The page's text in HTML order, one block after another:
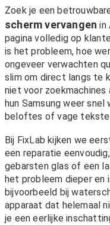
Zoek je een
scherm vervangen in
pagina volledig op
is het probleem, hoe
ongeveer verwachten
slim om direct langs te
niet voor zoekmachines
hun Samsung weer
beloftes of vage
Bij FixLab kijken we
een reparatie
gebarsten glas of een
het probleem dieper en
bijvoorbeeld bij
apparaat dat helemaal
je een eerlijke